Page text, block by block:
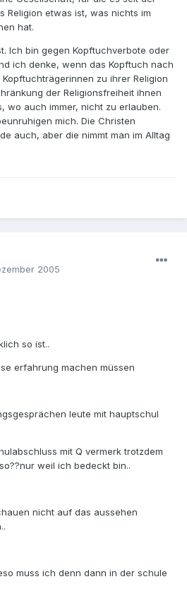
Religion etwas ist, was nichts im
hat.
Ich bin gegen Kopftuchverbote oder
ich denke, wenn das Kopftuch nach
zu ihrer Religion
der Religionsfreiheit ihnen
wo auch immer, nicht zu erlauben.
mich. Die Christen
auch, aber die nimmt man im Alltag
2005
so ist..
erfahrung machen müssen
leute mit hauptschul
mit Q vermerk trotzdem
weil ich bedeckt bin..
nicht auf das aussehen
muss ich denn dann in der schule